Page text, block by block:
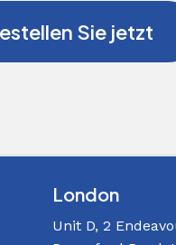
Sie jetzt
London
Unit D, 2